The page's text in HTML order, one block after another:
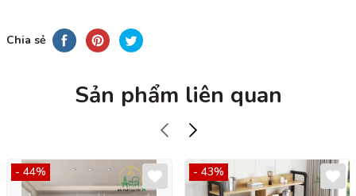
Chia sẻ
Sản phẩm liên quan
- 44% - 43%